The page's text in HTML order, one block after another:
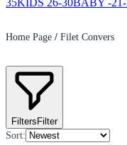
Home Page / Filet Convers
FiltersFilter
Sort: